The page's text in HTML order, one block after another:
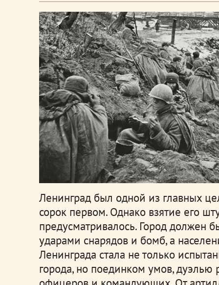
Ленинград был одной из главных
сорок первом. Однако взятие его
предусматривалось. Город должен
ударами снарядов и бомб, а
Ленинграда стала не только
города, но поединком умов, дуэлью